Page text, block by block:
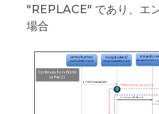
"REPLACE" であり、エ
場合